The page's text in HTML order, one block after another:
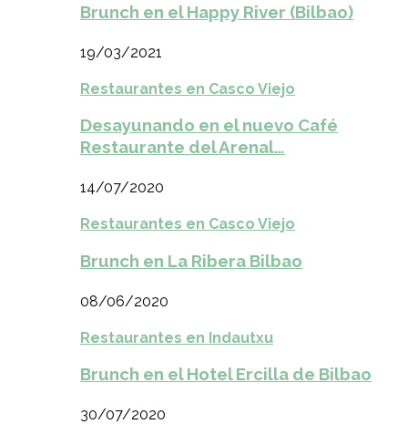
Brunch en el Happy River (Bilbao)
19/03/2021
Restaurantes en Casco Viejo
Desayunando en el nuevo Café
Restaurante del Arenal…
14/07/2020
Restaurantes en Casco Viejo
Brunch en La Ribera Bilbao
08/06/2020
Restaurantes en Indautxu
Brunch en el Hotel Ercilla de Bilbao
30/07/2020